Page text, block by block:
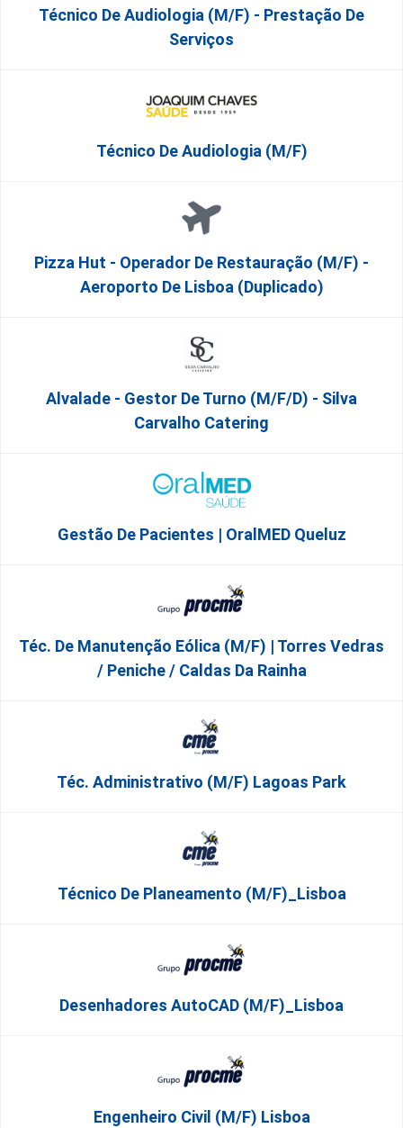
Técnico De Audiologia (M/F) - Prestação De
Serviços
Técnico De Audiologia (M/F)
Pizza Hut - Operador De Restauração (m/f) -
Aeroporto De Lisboa (Duplicado)
Alvalade - Gestor De Turno (m/f/d) - Silva
Carvalho Catering
Gestão De Pacientes | OralMED Queluz
Téc. De Manutenção Eólica (m/f) | Torres Vedras
/ Peniche / Caldas Da Rainha
Téc. Administrativo (m/f) Lagoas Park
Técnico De Planeamento (m/f)_Lisboa
Desenhadores AutoCAD (m/f)_Lisboa
Engenheiro Civil (m/f) Lisboa